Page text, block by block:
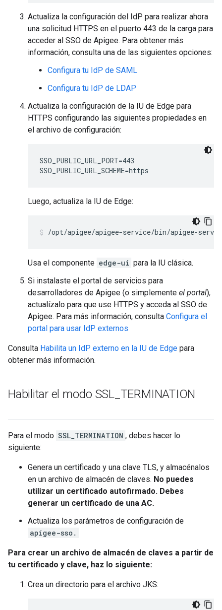
Actualiza la configuración del IdP para realizar ahora
una solicitud HTTPS en el puerto 443 de la carga para
acceder al SSO de Apigee. Para obtener más
información, consulta una de las siguientes opciones:
Configura tu IdP de SAML
Configura tu IdP de LDAP
Actualiza la configuración de la IU de Edge para
HTTPS configurando las siguientes propiedades en
el archivo de configuración:
SSO_PUBLIC_URL_PORT=443
SSO_PUBLIC_URL_SCHEME=https
Luego, actualiza la IU de Edge:
/opt/apigee/apigee-service/bin/apigee-
Usa el componente edge-ui para la IU clásica.
Si instalaste el portal de servicios para
desarrolladores de Apigee (o simplemente el portal),
actualízalo para que use HTTPS y acceda al SSO de
Apigee. Para más información, consulta Configura el
portal para usar IdP externos
Consulta Habilita un IdP externo en la IU de Edge para
obtener más información.
Habilitar el modo SSL_ TERMINATION
Para el modo SSL_TERMINATION , debes hacer lo
siguiente:
Genera un certificado y una clave TLS, y almacénalos
en un archivo de almacén de claves. No puedes
utilizar un certificado autofirmado. Debes
generar un certificado de una AC.
Actualiza los parámetros de configuración de
apigee-sso.
Para crear un archivo de almacén de claves a partir de
tu certificado y clave, haz lo siguiente:
Crea un directorio para el archivo JKS: